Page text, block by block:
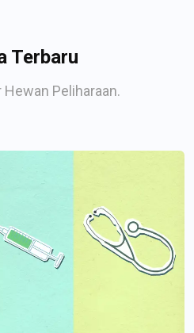
Terbaru
Peliharaan.